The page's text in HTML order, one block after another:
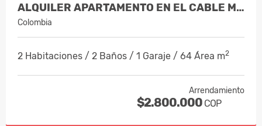
ALQUILER APARTAMENTO EN EL CABLE MAN…
Colombia
2 Habitaciones / 2 Baños / 1 Garaje / 64 Área m2
Arrendamiento
$2.800.000 COP